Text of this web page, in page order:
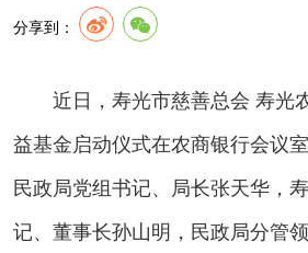
分享到：
近日，寿光市慈善总会 寿光
益基金启动仪式在农商银行会议
民政局党组书记、局长张天华，
记、董事长孙山明，民政局分管